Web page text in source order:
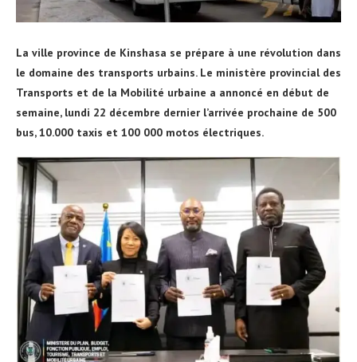
La ville province de Kinshasa se prépare à une révolution dans
le domaine des transports urbains. Le ministère provincial des
Transports et de la Mobilité urbaine a annoncé en début de
semaine, lundi 22 décembre dernier l’arrivée prochaine de 500
bus, 10.000 taxis et 100 000 motos électriques.